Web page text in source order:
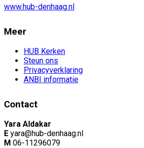
www.hub-denhaag.nl
Meer
HUB Kerken
Steun ons
Privacyverklaring
ANBI informatie
Contact
Yara Aldakar
E yara@hub-denhaag.nl
M 06-11296079